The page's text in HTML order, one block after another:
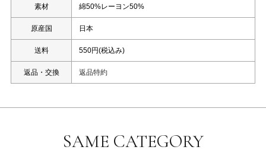
襟元やポケットに施されたステッチワークが、フラットになりがちなジャケ
ットに立体感と奥行きをプラス。
職人技を感じさせるようなディテールが、大人の「こなれ感」を演出しま
す。
型崩れしにくい素材特性を活かし、シャープなシルエットをキープ。
程よくウエストをシェイプさせたデザインで、前を開けて羽織ってもだらし
なく見えず、スタイルを美しく整えます。
【Styling 】
ジュアルに。
・ロゴTシャツやタートルネックニットの上にラフに羽織って。
素材 綿50%レーヨン50%
原産国 日本
送料 550円(税込み)
返品・交換 返品特約
SAME CATEGORY